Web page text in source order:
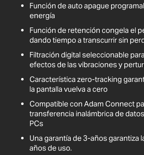
Función de auto apague
energía
Función de retención congela el
dando tiempo a transcurrir sin
Filtración digital seleccionable
efectos de las vibraciones y
Característica zero-tracking
la pantalla vuelva a cero
Compatible con Adam Connect
transferencia inalámbrica de
PCs
Una garantía de 3-años garantiza
años de uso.